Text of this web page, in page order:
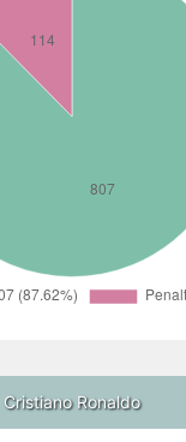
Cristiano Ronaldo